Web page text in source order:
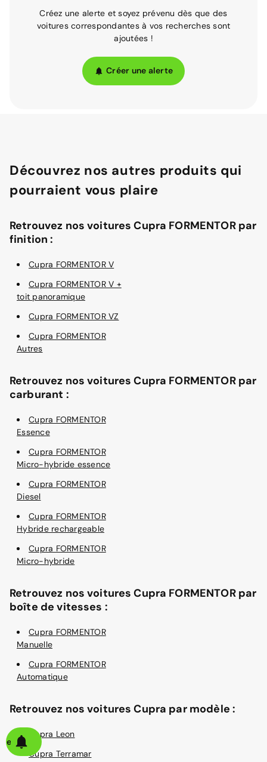
Créez une alerte et soyez prévenu dès que des
voitures correspondantes à vos recherches sont
ajoutées !
Créer une alerte
Découvrez nos autres produits qui
pourraient vous plaire
Retrouvez nos voitures Cupra FORMENTOR par
finition :
Cupra FORMENTOR V
Cupra FORMENTOR V +
toit panoramique
Cupra FORMENTOR VZ
Cupra FORMENTOR
Autres
Retrouvez nos voitures Cupra FORMENTOR par
carburant :
Cupra FORMENTOR
Essence
Cupra FORMENTOR
Micro-hybride essence
Cupra FORMENTOR
Diesel
Cupra FORMENTOR
Hybride rechargeable
Cupra FORMENTOR
Micro-hybride
Retrouvez nos voitures Cupra FORMENTOR par
boîte de vitesses :
Cupra FORMENTOR
Manuelle
Cupra FORMENTOR
Automatique
Retrouvez nos voitures Cupra par modèle :
Cupra Leon
Cupra Terramar